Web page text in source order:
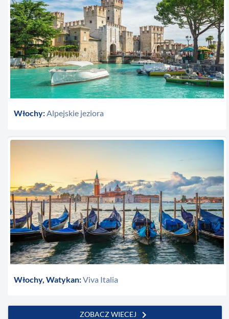
Włochy:Alpejskie jeziora
Włochy, Watykan:Viva Italia
ZOBACZ WIECEJ chevron_right